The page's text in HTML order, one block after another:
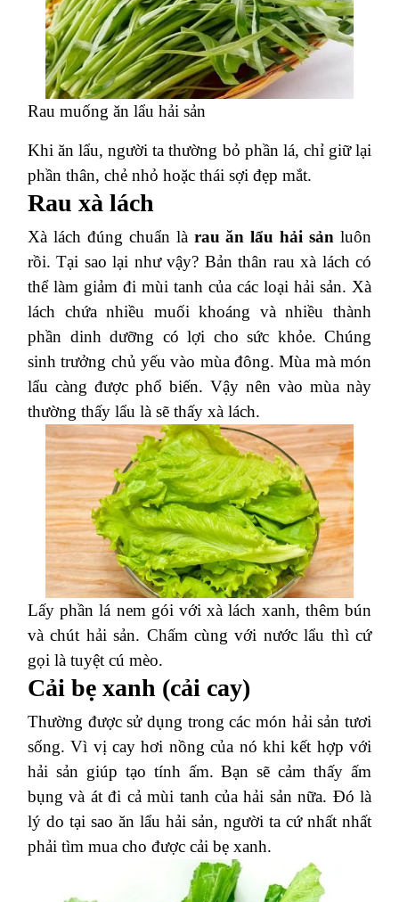
Rau muống ăn lẩu hải sản
Khi ăn lẩu, người ta thường bỏ phần lá, chỉ giữ lại
phần thân, chẻ nhỏ hoặc thái sợi đẹp mắt.
Rau xà lách
Xà lách đúng chuẩn là rau ăn lẩu hải sản luôn
rồi. Tại sao lại như vậy? Bản thân rau xà lách có
thể làm giảm đi mùi tanh của các loại hải sản. Xà
lách chứa nhiều muối khoáng và nhiều thành
phần dinh dưỡng có lợi cho sức khỏe. Chúng
sinh trưởng chủ yếu vào mùa đông. Mùa mà món
lẩu càng được phổ biến. Vậy nên vào mùa này
thường thấy lẩu là sẽ thấy xà lách.
Lấy phần lá nem gói với xà lách xanh, thêm bún
và chút hải sản. Chấm cùng với nước lẩu thì cứ
gọi là tuyệt cú mèo.
Cải bẹ xanh (cải cay)
Thường được sử dụng trong các món hải sản tươi
sống. Vì vị cay hơi nồng của nó khi kết hợp với
hải sản giúp tạo tính ấm. Bạn sẽ cảm thấy ấm
bụng và át đi cả mùi tanh của hải sản nữa. Đó là
lý do tại sao ăn lẩu hải sản, người ta cứ nhất nhất
phải tìm mua cho được cải bẹ xanh.